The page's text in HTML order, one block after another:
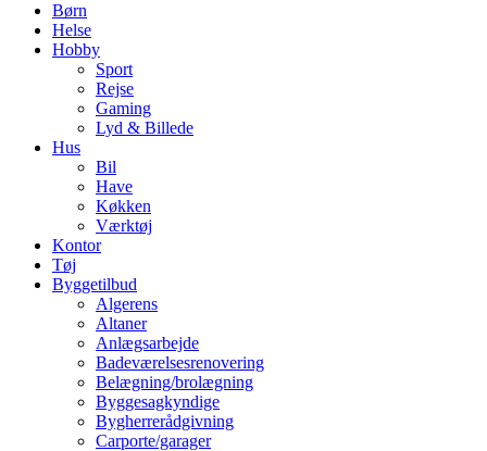
Børn
Helse
Hobby
Sport
Rejse
Gaming
Lyd & Billede
Hus
Bil
Have
Køkken
Værktøj
Kontor
Tøj
Byggetilbud
Algerens
Altaner
Anlægsarbejde
Badeværelsesrenovering
Belægning/brolægning
Byggesagkyndige
Bygherrerådgivning
Carporte/garager